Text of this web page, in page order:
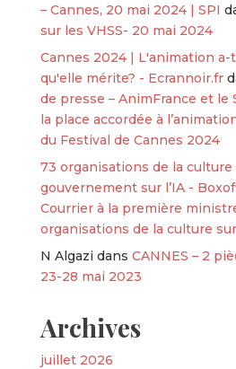
– Cannes, 20 mai 2024 | SPI
sur les VHSS- 20 mai 2024
Cannes 2024 | L'animation
qu'elle mérite? - Ecrannoir.fr
de presse – AnimFrance et le
la place accordée à
du Festival de Cannes 2024
73 organisations de la
gouvernement sur l’IA -
Courrier à la première
organisations de la culture sur
N Algazi dans CANNES – 2
23-28 mai 2023
Archives
juillet 2026